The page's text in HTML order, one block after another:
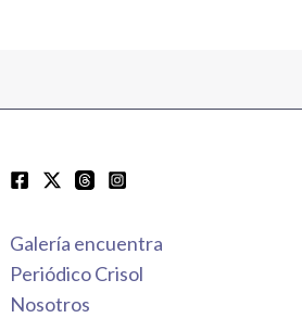
Galería encuentra
Periódico Crisol
Nosotros